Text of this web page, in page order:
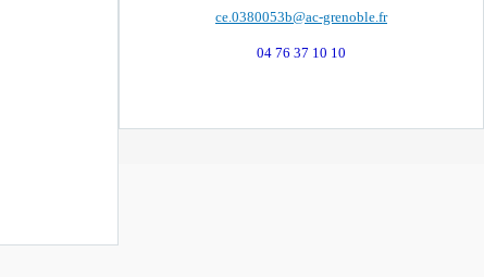
ce.0380053b@ac-grenoble.fr
04 76 37 10 10